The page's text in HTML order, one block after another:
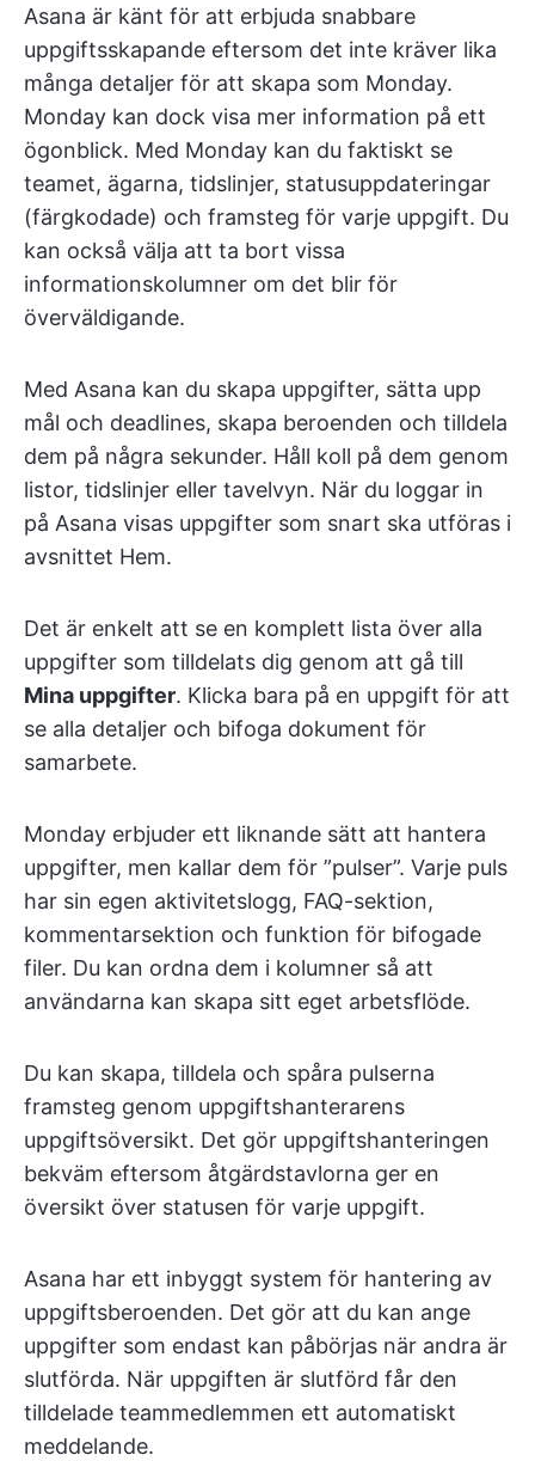
Asana är känt för att erbjuda snabbare
uppgiftsskapande eftersom det inte kräver lika
många detaljer för att skapa som Monday.
Monday kan dock visa mer information på ett
ögonblick. Med Monday kan du faktiskt se
teamet, ägarna, tidslinjer, statusuppdateringar
(färgkodade) och framsteg för varje uppgift. Du
kan också välja att ta bort vissa
informationskolumner om det blir för
överväldigande.
Med Asana kan du skapa uppgifter, sätta upp
mål och deadlines, skapa beroenden och tilldela
dem på några sekunder. Håll koll på dem genom
listor, tidslinjer eller tavelvyn. När du loggar in
på Asana visas uppgifter som snart ska utföras i
avsnittet Hem.
Det är enkelt att se en komplett lista över alla
uppgifter som tilldelats dig genom att gå till
Mina uppgifter. Klicka bara på en uppgift för att
se alla detaljer och bifoga dokument för
samarbete.
Monday erbjuder ett liknande sätt att hantera
uppgifter, men kallar dem för ”pulser”. Varje puls
har sin egen aktivitetslogg, FAQ-sektion,
kommentarsektion och funktion för bifogade
filer. Du kan ordna dem i kolumner så att
användarna kan skapa sitt eget arbetsflöde.
Du kan skapa, tilldela och spåra pulserna
framsteg genom uppgiftshanterarens
uppgiftsöversikt. Det gör uppgiftshanteringen
bekväm eftersom åtgärdstavlorna ger en
översikt över statusen för varje uppgift.
Asana har ett inbyggt system för hantering av
uppgiftsberoenden. Det gör att du kan ange
uppgifter som endast kan påbörjas när andra är
slutförda. När uppgiften är slutförd får den
tilldelade teammedlemmen ett automatiskt
meddelande.